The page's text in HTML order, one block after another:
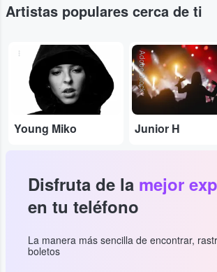
Artistas populares cerca de ti
...
Young Miko
Adobe Stock
Junior H
Disfruta de la mejor
en tu teléfono
La manera más sencilla de encontrar,
boletos